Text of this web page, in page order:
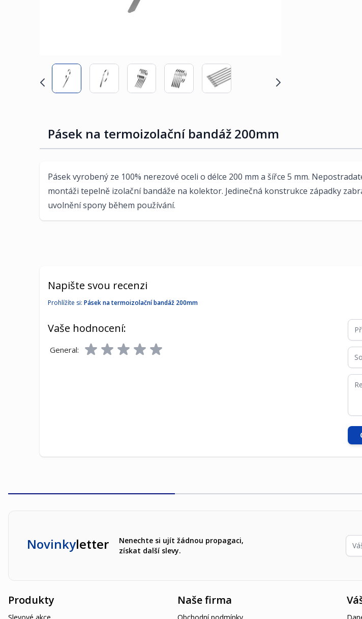
Pásek na termoizolační bandáž 200mm
Pásek vyrobený ze 100% nerezové oceli o délce 200 mm a šířce 5 mm.
montáži tepelně izolační bandáže na kolektor. Jedinečná konstrukce západky
uvolnění spony během používání.
Napište svou recenzi
Prohlížíte si: Pásek na termoizolační bandáž 200mm
Vaše hodnocení:
General:
Novinkyletter
Nenechte si ujít žádnou propagaci,
získat další slevy.
E-
Produkty Naše firma